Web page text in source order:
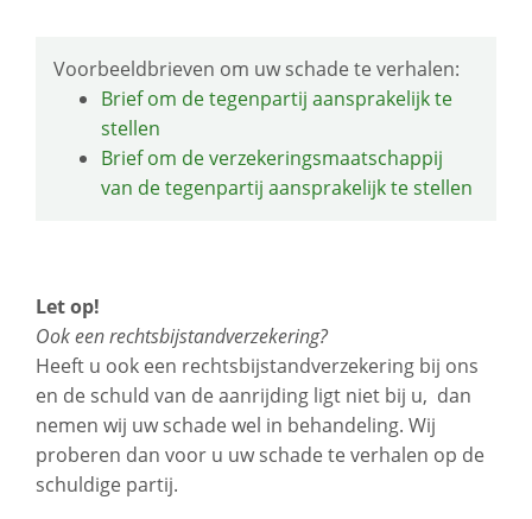
Voorbeeldbrieven om uw schade te verhalen:
Brief om de tegenpartij aansprakelijk te
stellen
Brief om de verzekeringsmaatschappij
van de tegenpartij aansprakelijk te stellen
Let op!
Ook een rechtsbijstandverzekering?
Heeft u ook een rechtsbijstandverzekering bij ons
en de schuld van de aanrijding ligt niet bij u, dan
nemen wij uw schade wel in behandeling. Wij
proberen dan voor u uw schade te verhalen op de
schuldige partij.